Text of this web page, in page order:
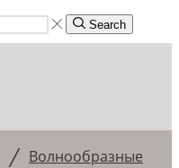
Search
/ Волнообразные